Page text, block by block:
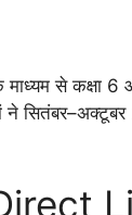
से कक्षा
ने